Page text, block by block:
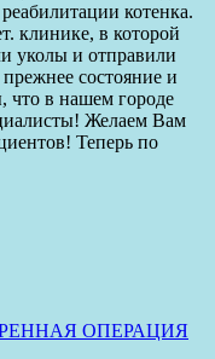
котенка.
клинике, в которой
уколы и отправили
состояние и
что в нашем городе
Желаем Вам
Теперь по
ОПЕРАЦИЯ